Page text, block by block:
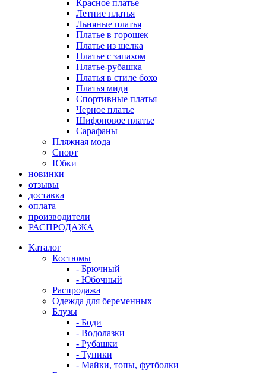
Красное платье
Летние платья
Льняные платья
Платье в горошек
Платье из шелка
Платье с запахом
Платье-рубашка
Платья в стиле бохо
Платья миди
Спортивные платья
Черное платье
Шифоновое платье
Сарафаны
Пляжная мода
Спорт
Юбки
новинки
отзывы
доставка
оплата
производители
РАСПРОДАЖА
Каталог
Костюмы
- Брючный
- Юбочный
Распродажа
Одежда для беременных
Блузы
- Боди
- Водолазки
- Рубашки
- Туники
- Майки, топы, футболки